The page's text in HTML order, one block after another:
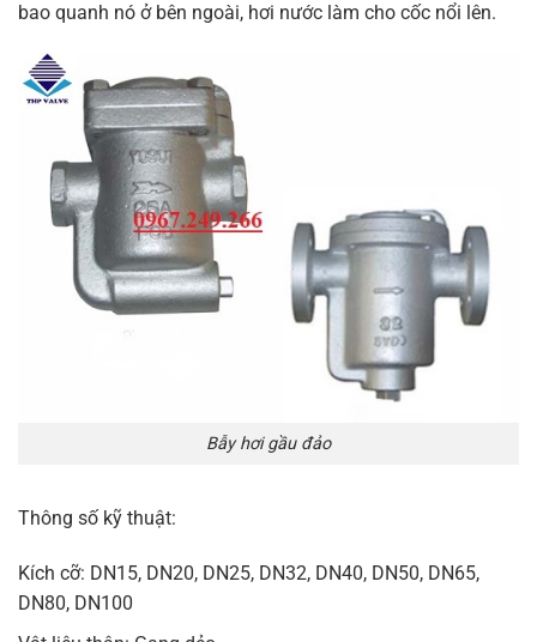
bao quanh nó ở bên ngoài, hơi nước làm cho cốc nổi lên.
Bẫy hơi gầu đảo
Thông số kỹ thuật:
Kích cỡ: DN15, DN20, DN25, DN32, DN40, DN50, DN65,
DN80, DN100